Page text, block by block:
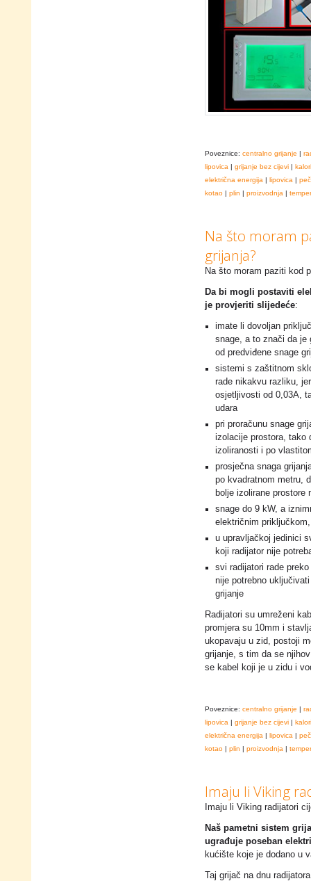
Poveznice: centralno grijanje |
lipovica | grijanje bez cijevi |
električna energija | lipovica |
kotao | plin | proizvodnja |
Na što moram
grijanja?
Na što moram paziti kod
Da bi mogli postaviti
je provjeriti slijedeće:
imate li dovoljan
snage, a to znači da je
od predviđene snage
sistemi s zaštitnom
rade nikakvu razliku,
osjetljivosti od 0,03A,
udara
pri proračunu snage
izolacije prostora, tako
izoliranosti i po
prosječna snaga
po kvadratnom metru,
bolje izolirane
snage do 9 kW, a
električnim
u upravljačkoj jedinici
koji radijator nije
svi radijatori rade
nije potrebno
grijanje
Radijatori su umreženi
promjera su 10mm i
ukopavaju u zid, postoji
grijanje, s tim da se
se kabel koji je u zidu i
Poveznice: centralno grijanje |
lipovica | grijanje bez cijevi |
električna energija | lipovica |
kotao | plin | proizvodnja |
Imaju li Viking
Imaju li Viking radijatori
Naš pametni sistem
ugrađuje poseban
kućište koje je dodano u
Taj grijač na dnu